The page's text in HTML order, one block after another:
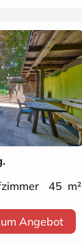
45 m²
Angebot